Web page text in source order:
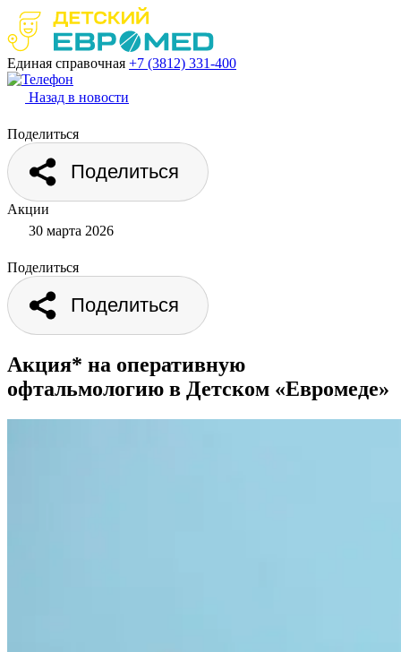
Единая справочная +7 (3812) 331-400
Назад в новости
Поделиться
Поделиться
Акции
30 марта 2026
Поделиться
Поделиться
Акция* на оперативную
офтальмологию в Детском «Евромеде»